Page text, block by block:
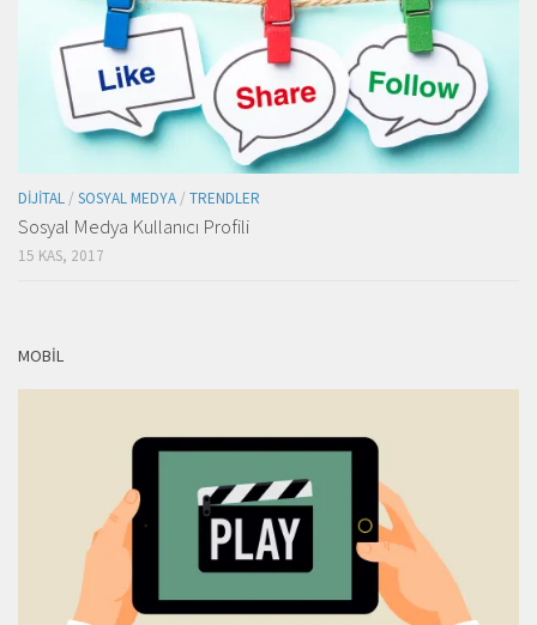
DIJITAL / SOSYAL MEDYA / TRENDLER
Sosyal Medya Kullanıcı Profili
15 KAS, 2017
MOBIL